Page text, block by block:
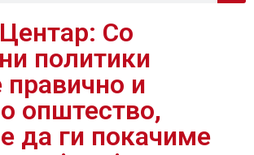
Со
политики
и
општество,
да ги покачиме